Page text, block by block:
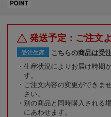
発送予定：ご注文
受注生産
こちらの商品は受
生産状況によりお届け時期
す。
ご注文内容の変更ができま
さい。
別の商品と同時購入される
にあわせます。